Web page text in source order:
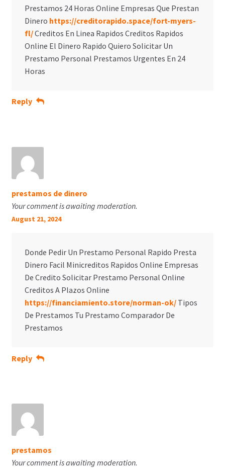
Prestamos 24 Horas Online Empresas Que Prestan
Dinero https://creditorapido.space/fort-myers-
fl/Creditos En Linea Rapidos Creditos Rapidos
Online El Dinero Rapido Quiero Solicitar Un
Prestamo Personal Prestamos Urgentes En 24
Horas
Reply
prestamos de dinero
Your comment is awaiting moderation.
August 21, 2024
Donde Pedir Un Prestamo Personal Rapido Presta
Dinero Facil Minicreditos Rapidos Online Empresas
De Credito Solicitar Prestamo Personal Online
Creditos A Plazos Online
https://financiamiento.store/norman-ok/Tipos
De Prestamos Tu Prestamo Comparador De
Prestamos
Reply
prestamos
Your comment is awaiting moderation.